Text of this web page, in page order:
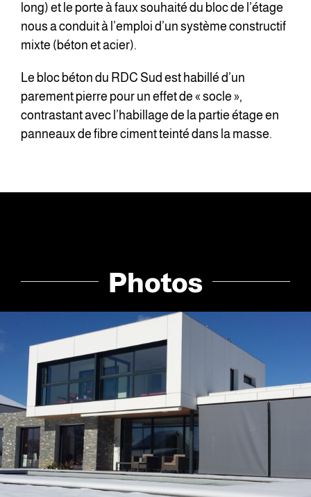
long) et le porte à faux souhaité du bloc de l’étage
nous a conduit à l’emploi d’un système constructif
mixte (béton et acier).
Le bloc béton du RDC Sud est habillé d’un
parement pierre pour un effet de « socle »,
contrastant avec l’habillage de la partie étage en
panneaux de fibre ciment teinté dans la masse.
Photos